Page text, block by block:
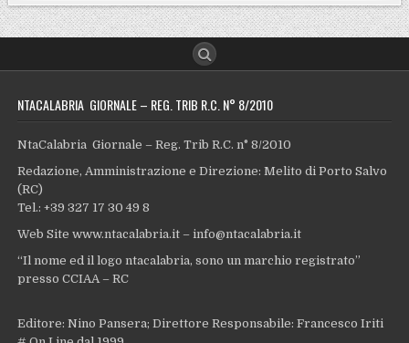
NTACALABRIA GIORNALE – REG. TRIB R.C. N° 8/2010
NtaCalabria Giornale – Reg. Trib R.C. n° 8/2010
Redazione, Amministrazione e Direzione: Melito di Porto Salvo
(RC)
Tel.: +39 327 17 30 49 8
Web Site www.ntacalabria.it – info@ntacalabria.it
“Il nome ed il logo ntacalabria, sono un marchio registrato”
presso CCIAA – RC
Editore: Nino Pansera; Direttore Responsabile: Francesco Iriti